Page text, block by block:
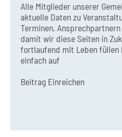
Alle Mitglieder unserer
aktuelle Daten zu
Terminen,
damit wir diese Seiten in
fortlaufend mit Leben füllen
einfach auf
Beitrag Einreichen